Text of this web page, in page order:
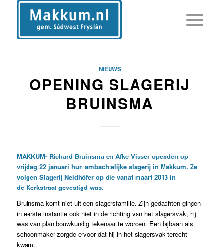
NIEUWS
OPENING SLAGERIJ
BRUINSMA
MAKKUM- Richard Bruinsma en Afke Visser openden op
vrijdag 22 januari hun ambachtelijke slagerij in Makkum. Ze
volgen Slagerij Neidhöfer op die vanaf maart 2013 in
de Kerkstraat gevestigd was.
Bruinsma komt niet uit een slagersfamilie. Zijn gedachten gingen
in eerste instantie ook niet in de richting van het slagersvak, hij
was van plan bouwkundig tekenaar te worden. Een bijbaan als
schoonmaker zorgde ervoor dat hij in het slagersvak terecht
kwam.